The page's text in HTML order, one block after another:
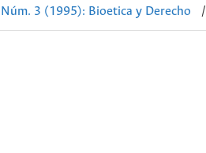
Núm. 3 (1995): Bioetica y Derecho /